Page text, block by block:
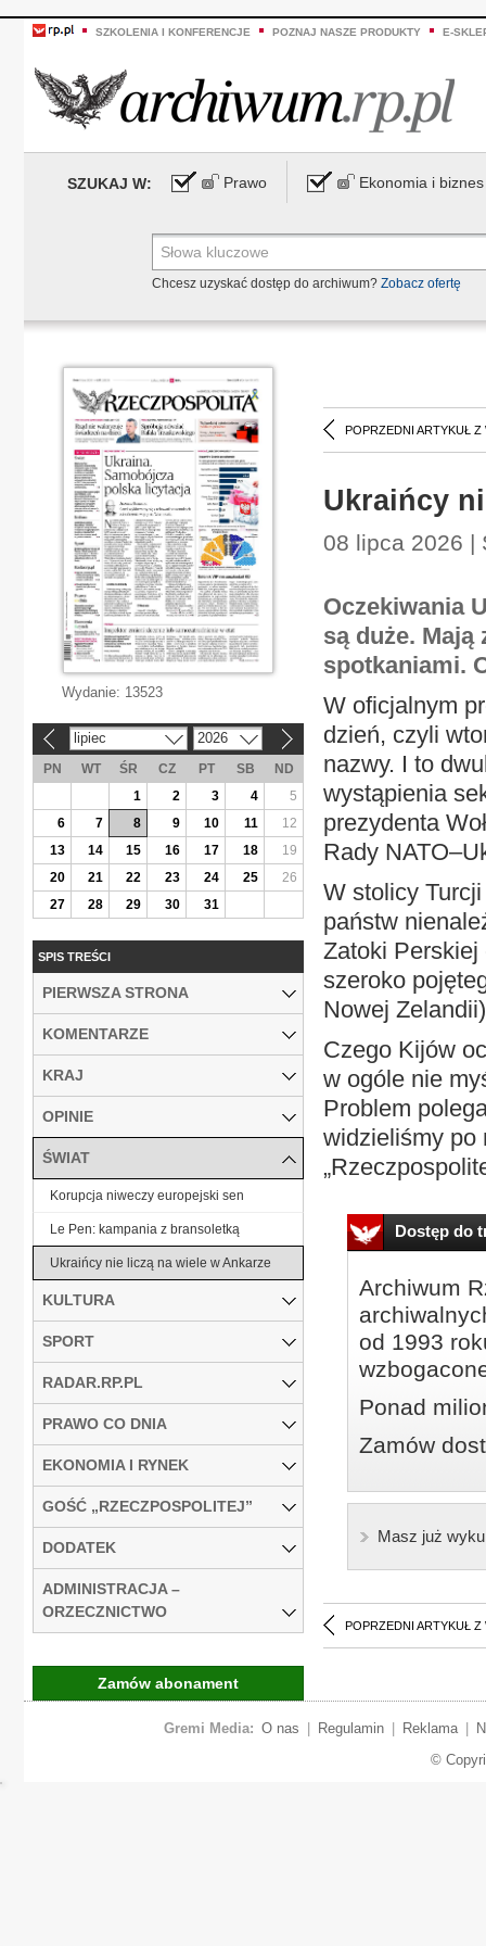
SZKOLENIA I KONFERENCJE POZNAJ NASZE PRODUKTY E-
SZUKAJ W: Prawo Ekonomia i biznes
Chcesz uzyskać dostęp do archiwum? Zobacz ofertę
POPRZEDNI ARTYKUŁ Z
Ukraińcy
08 lipca 2026 |
Oczekiwania
są duże. Mają
spotkaniami.
W oficjalnym
dzień, czyli
nazwy. I to
wystąpienia
prezydenta
Rady
W stolicy
państw
Zatoki
szeroko
Nowej
Czego Kijów
w ogóle nie
Problem
widzieliśmy po
Dostęp do
Archiwum
od 1993
Ponad
Zamów
Masz już
POPRZEDNI ARTYKUŁ Z
Wydanie: 13523
lipiec 2026
PN WT ŚR CZ PT SB
ND
1
2 3 4
5
6
7 8 9 10 11
12
13
14 15 16 17 18
19
20
21 22 23 24 25
26
27
28 29 30 31
SPIS TREŚCI
PIERWSZA STRONA
KOMENTARZE
KRAJ
OPINIE
ŚWIAT
Korupcja niweczy europejski sen
Le Pen: kampania z bransoletką
Ukraińcy nie liczą na wiele w Ankarze
KULTURA
SPORT
RADAR.RP.PL
PRAWO CO DNIA
EKONOMIA I RYNEK
GOŚĆ „RZECZPOSPOLITEJ”
DODATEK
ADMINISTRACJA –
ORZECZNICTWO
Zamów abonament
Gremi Media: O nas Regulamin Reklama
©